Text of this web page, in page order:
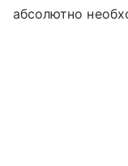
абсолютно